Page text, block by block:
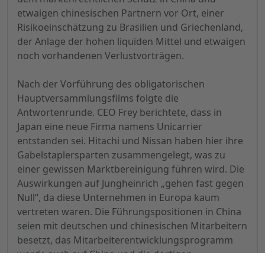
etwaigen chinesischen Partnern vor Ort, einer
Risikoeinschätzung zu Brasilien und Griechenland,
der Anlage der hohen liquiden Mittel und etwaigen
noch vorhandenen Verlustvorträgen.
Nach der Vorführung des obligatorischen
Hauptversammlungsfilms folgte die
Antwortenrunde. CEO Frey berichtete, dass in
Japan eine neue Firma namens Unicarrier
entstanden sei. Hitachi und Nissan haben hier ihre
Gabelstaplersparten zusammengelegt, was zu
einer gewissen Marktbereinigung führen wird. Die
Auswirkungen auf Jungheinrich „gehen fast gegen
Null“, da diese Unternehmen in Europa kaum
vertreten waren. Die Führungspositionen in China
seien mit deutschen und chinesischen Mitarbeitern
besetzt, das Mitarbeiterentwicklungsprogramm